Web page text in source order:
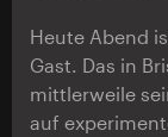
Heute Abend
Gast. Das in
mittlerweile
auf